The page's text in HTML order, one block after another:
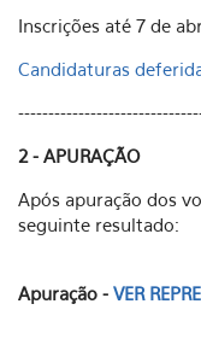
Inscrições até 7 de
Candidaturas
2 - APURAÇÃO
Após apuração dos
seguinte resultado:
Apuração - VER